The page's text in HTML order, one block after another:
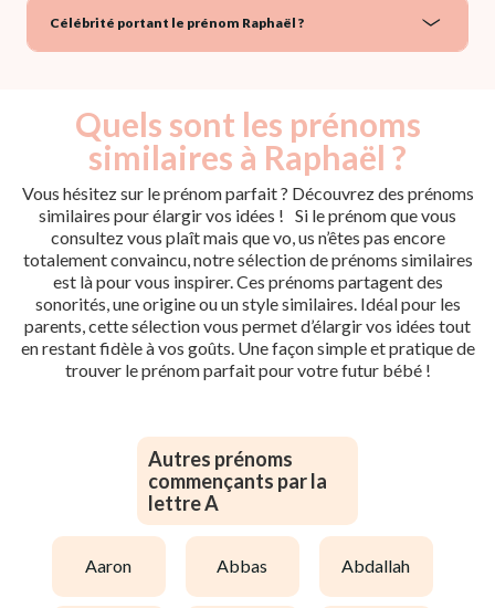
Célébrité portant le prénom Raphaël ?
Quels sont les prénoms
similaires à Raphaël ?
Vous hésitez sur le prénom parfait ? Découvrez des prénoms
similaires pour élargir vos idées ! Si le prénom que vous
consultez vous plaît mais que vo, us n’êtes pas encore
totalement convaincu, notre sélection de prénoms similaires
est là pour vous inspirer. Ces prénoms partagent des
sonorités, une origine ou un style similaires. Idéal pour les
parents, cette sélection vous permet d’élargir vos idées tout
en restant fidèle à vos goûts. Une façon simple et pratique de
trouver le prénom parfait pour votre futur bébé !
Autres prénoms
commençants par la
lettre A
aaron abbas abdallah